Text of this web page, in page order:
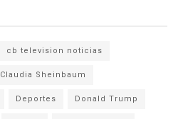
cb television noticias
Claudia Sheinbaum
Deportes Donald Trump